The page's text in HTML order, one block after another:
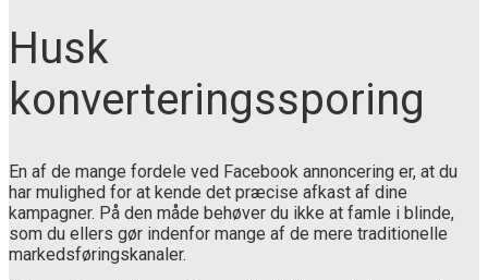
Husk
konverteringssporing
En af de mange fordele ved Facebook annoncering er, at du
har mulighed for at kende det præcise afkast af dine
kampagner. På den måde behøver du ikke at famle i blinde,
som du ellers gør indenfor mange af de mere traditionelle
markedsføringskanaler.